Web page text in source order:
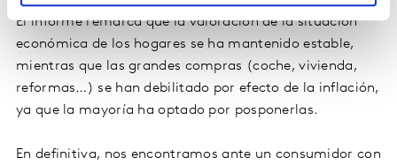
El informe remarca que la valoración de la situación
económica de los hogares se ha mantenido estable,
mientras que las grandes compras (coche, vivienda,
reformas…) se han debilitado por efecto de la inflación,
ya que la mayoría ha optado por posponerlas.
En definitiva, nos encontramos ante un consumidor con